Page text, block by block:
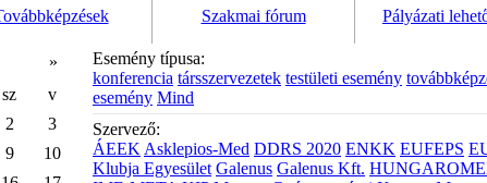
Szakmai fórum Pályázati
»
sz
v
2
3
9
10
Esemény típusa:
konferencia társszervezetek testületi esemény
esemény Mind
Szervező:
ÁEEK Asklepios-Med DDRS 2020 ENKK EUFEPS
Klubja Egyesület Galenus Galenus Kft.